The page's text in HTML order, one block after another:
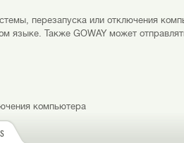
перезапуска или отключения
языке. Также GOWAY может
компьютера